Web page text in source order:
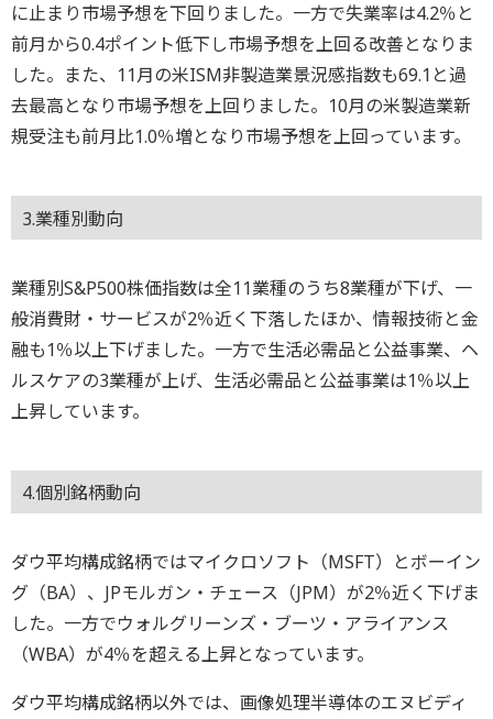
に止まり市場予想を下回りました。一方で失業率は4.2％と
前月から0.4ポイント低下し市場予想を上回る改善となりま
した。また、11月の米ISM非製造業景況感指数も69.1と過
去最高となり市場予想を上回りました。10月の米製造業新
規受注も前月比1.0％増となり市場予想を上回っています。
3.業種別動向
業種別S&P500株価指数は全11業種のうち8業種が下げ、一
般消費財・サービスが2％近く下落したほか、情報技術と金
融も1％以上下げました。一方で生活必需品と公益事業、ヘ
ルスケアの3業種が上げ、生活必需品と公益事業は1％以上
上昇しています。
4.個別銘柄動向
ダウ平均構成銘柄ではマイクロソフト（MSFT）とボーイン
グ（BA）、JPモルガン・チェース（JPM）が2％近く下げま
した。一方でウォルグリーンズ・ブーツ・アライアンス
（WBA）が4％を超える上昇となっています。
ダウ平均構成銘柄以外では、画像処理半導体のエヌビディ